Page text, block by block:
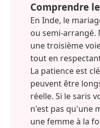
Comprendre
En Inde, le
ou semi-arrangé.
une troisième
tout en
La patience est
peuvent être
réelle. Si le saris
n'est pas qu'une
une femme à la